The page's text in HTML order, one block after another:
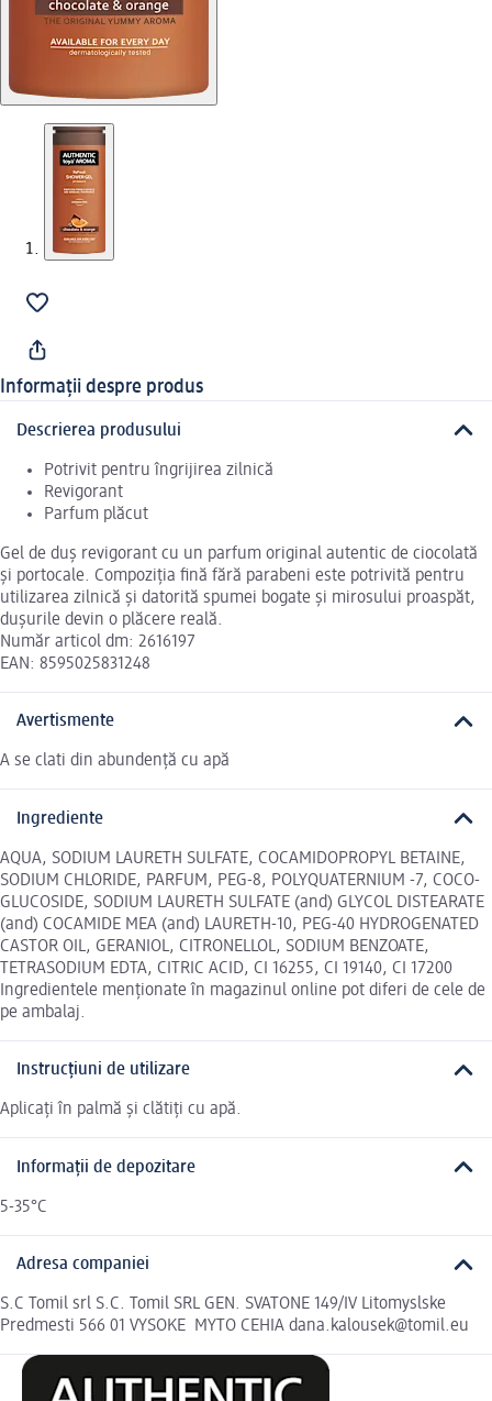
Informații despre produs
Descrierea produsului
Potrivit pentru îngrijirea zilnică
Revigorant
Parfum plăcut
Gel de duş revigorant cu un parfum original autentic de ciocolată
şi portocale. Compoziţia fină fără parabeni este potrivită pentru
utilizarea zilnică şi datorită spumei bogate şi mirosului proaspăt,
duşurile devin o plăcere reală.
Număr articol dm: 2616197
EAN: 8595025831248
Avertismente
A se clati din abundență cu apă
Ingrediente
AQUA, SODIUM LAURETH SULFATE, COCAMIDOPROPYL BETAINE,
SODIUM CHLORIDE, PARFUM, PEG-8, POLYQUATERNIUM -7, COCO-
GLUCOSIDE, SODIUM LAURETH SULFATE (and) GLYCOL DISTEARATE
(and) COCAMIDE MEA (and) LAURETH-10, PEG-40 HYDROGENATED
CASTOR OIL, GERANIOL, CITRONELLOL, SODIUM BENZOATE,
TETRASODIUM EDTA, CITRIC ACID, CI 16255, CI 19140, CI 17200
Ingredientele menționate în magazinul online pot diferi de cele de
pe ambalaj.
Instrucțiuni de utilizare
Aplicaţi în palmă şi clătiţi cu apă.
Informații de depozitare
5-35°C
Adresa companiei
S.C Tomil srl S.C. Tomil SRL GEN. SVATONE 149/IV Litomyslske
Predmesti 566 01 VYSOKE MYTO CEHIA dana.kalousek@tomil.eu